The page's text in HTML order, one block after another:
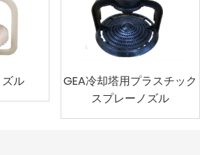
ル
GEA冷却塔用プラスチック
スプレーノズル